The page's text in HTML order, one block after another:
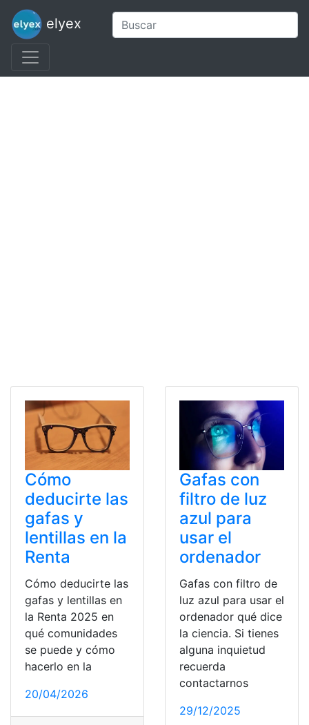
elyex
Cómo
deducirte las
gafas y
lentillas en la
Renta
Cómo deducirte las
gafas y lentillas en
la Renta 2025 en
qué comunidades
se puede y cómo
hacerlo en la
20/04/2026
Gafas con
filtro de luz
azul para
usar el
ordenador
Gafas con filtro de
luz azul para usar el
ordenador qué dice
la ciencia. Si tienes
alguna inquietud
recuerda
contactarnos
29/12/2025